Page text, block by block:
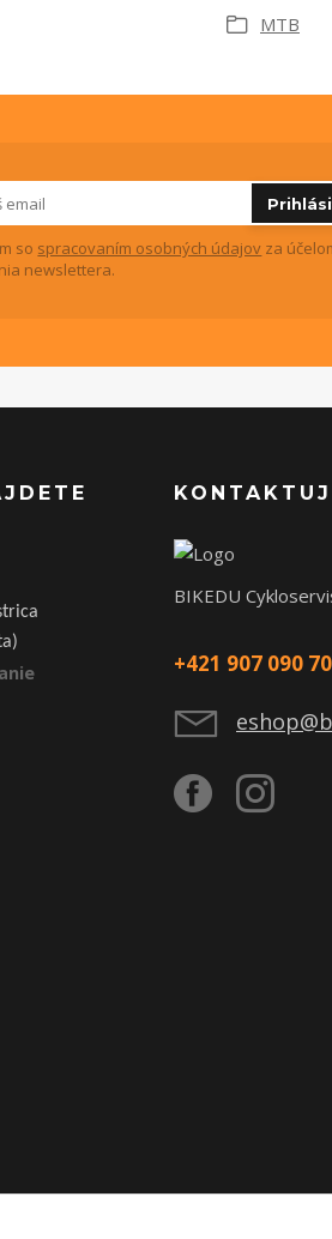
MTB
so spracovaním osobných údajov za
newslettera.
BIKEDU
+421 907 090